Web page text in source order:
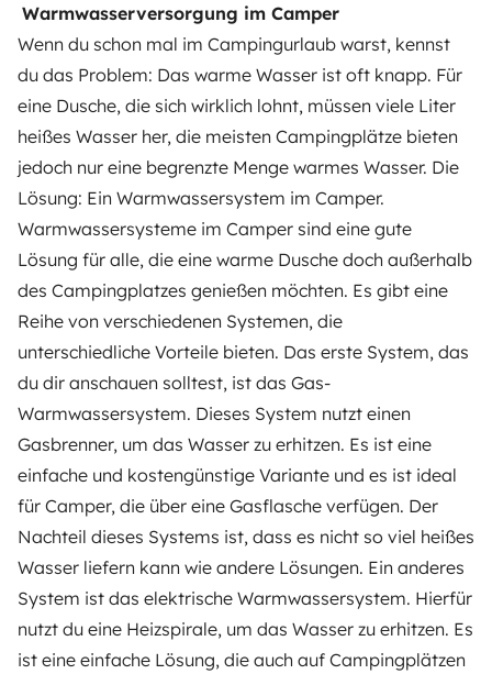
Warmwasserversorgung im Camper
Wenn du schon mal im Campingurlaub warst, kennst
du das Problem: Das warme Wasser ist oft knapp. Für
eine Dusche, die sich wirklich lohnt, müssen viele Liter
heißes Wasser her, die meisten Campingplätze bieten
jedoch nur eine begrenzte Menge warmes Wasser. Die
Lösung: Ein Warmwassersystem im Camper.
Warmwassersysteme im Camper sind eine gute
Lösung für alle, die eine warme Dusche doch außerhalb
des Campingplatzes genießen möchten. Es gibt eine
Reihe von verschiedenen Systemen, die
unterschiedliche Vorteile bieten. Das erste System, das
du dir anschauen solltest, ist das Gas-
Warmwassersystem. Dieses System nutzt einen
Gasbrenner, um das Wasser zu erhitzen. Es ist eine
einfache und kostengünstige Variante und es ist ideal
für Camper, die über eine Gasflasche verfügen. Der
Nachteil dieses Systems ist, dass es nicht so viel heißes
Wasser liefern kann wie andere Lösungen. Ein anderes
System ist das elektrische Warmwassersystem. Hierfür
nutzt du eine Heizspirale, um das Wasser zu erhitzen. Es
ist eine einfache Lösung, die auch auf Campingplätzen